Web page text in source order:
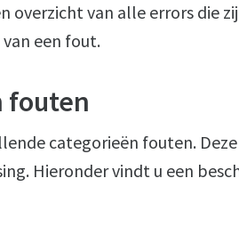
overzicht van alle errors die
een fout.
fouten
categorieën fouten.
Hieronder vindt u een